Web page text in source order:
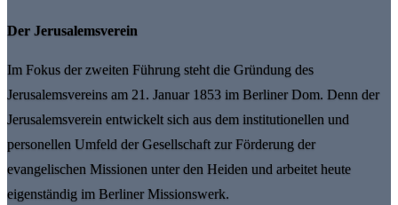
Der Jerusalemsverein
Im Fokus der zweiten Führung steht die Gründung des
Jerusalemsvereins am 21. Januar 1853 im Berliner Dom. Denn der
Jerusalemsverein entwickelt sich aus dem institutionellen und
personellen Umfeld der Gesellschaft zur Förderung der
evangelischen Missionen unter den Heiden und arbeitet heute
eigenständig im Berliner Missionswerk.